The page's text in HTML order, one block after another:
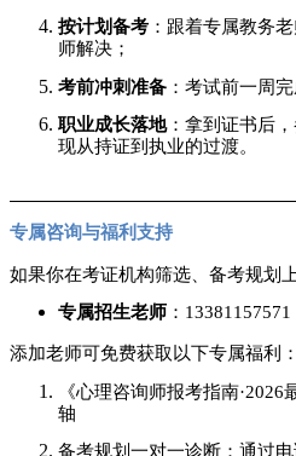
按计划备考 ：跟着专属教务
师解决；
考前冲刺准备 ：考试前一周
职业成长落地：拿到证书后
现从持证到执业的过渡。
专属咨询与福利支持
如果你在考证机构筛选、备考规划
专属招生老师 ： 13381157571
添加老师可免费获取以下专属福利：
《心理咨询师报考指南·2026
轴
备考规划一对一诊断：通过